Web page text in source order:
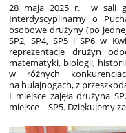
28 maja 2025 r. w sali
Interdyscyplinarny o
osobowe drużyny (po
SP2, SP4, SP5 i SP6 w
reprezentacje drużyn
matematyki, biologii,
w różnych
na hulajnogach, z
I miejsce zajęła drużyna
miejsce – SP5. Dziękujemy